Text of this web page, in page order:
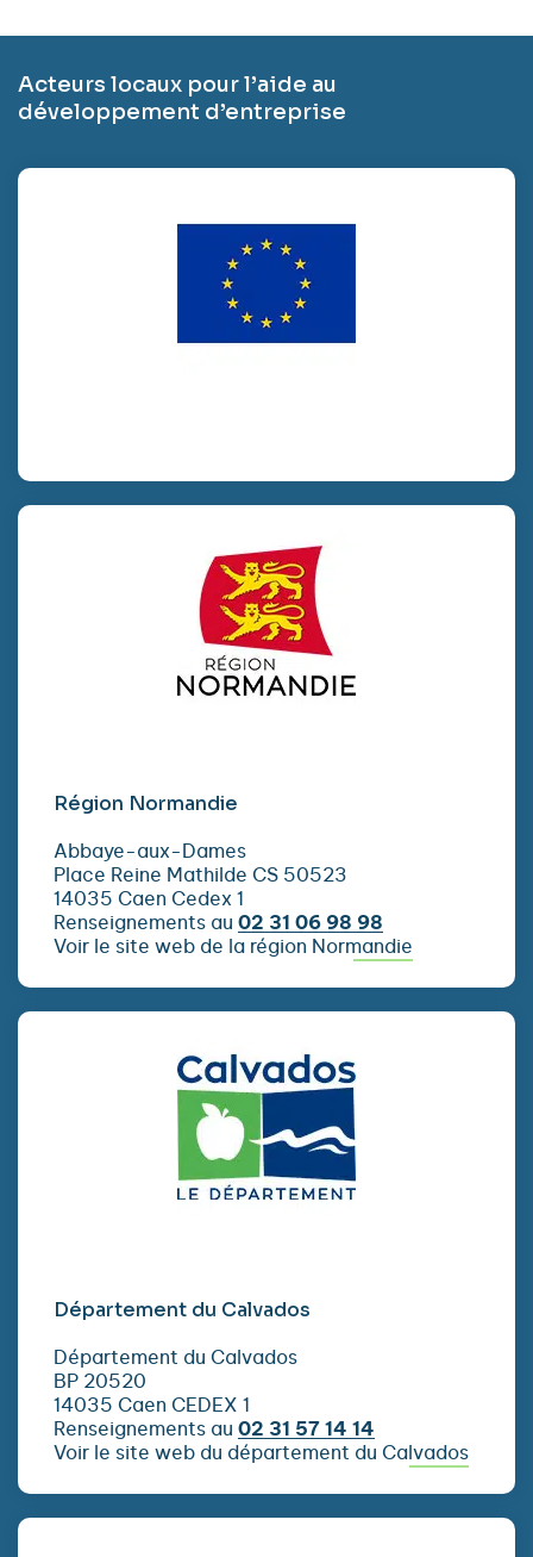
Acteurs locaux pour l’aide au
développement d’entreprise
Région Normandie
Abbaye-aux-Dames
Place Reine Mathilde CS 50523
14035 Caen Cedex 1
Renseignements au 02 31 06 98 98
Voir le site web de la région Normandie
Département du Calvados
Département du Calvados
BP 20520
14035 Caen CEDEX 1
Renseignements au 02 31 57 14 14
Voir le site web du département du Calvados